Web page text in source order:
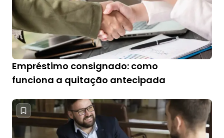
Empréstimo consignado: como
funciona a quitação antecipada